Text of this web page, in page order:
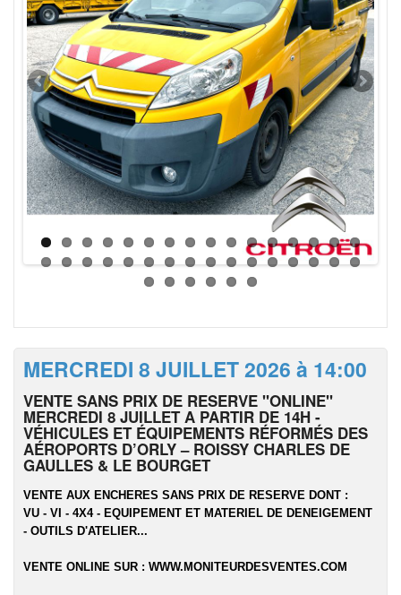
MERCREDI 8 JUILLET 2026 à 14:00
VENTE SANS PRIX DE RESERVE "ONLINE"
MERCREDI 8 JUILLET A PARTIR DE 14H -
VÉHICULES ET ÉQUIPEMENTS RÉFORMÉS DES
AÉROPORTS D’ORLY – ROISSY CHARLES DE
GAULLES & LE BOURGET
VENTE AUX ENCHERES SANS PRIX DE RESERVE DONT :
VU - VI - 4X4 - EQUIPEMENT ET MATERIEL DE DENEIGEMENT
- OUTILS D'ATELIER...
VENTE ONLINE SUR : WWW.MONITEURDESVENTES.COM